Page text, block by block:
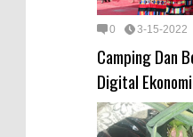
0 3-15-2022
Camping Dan
Digital